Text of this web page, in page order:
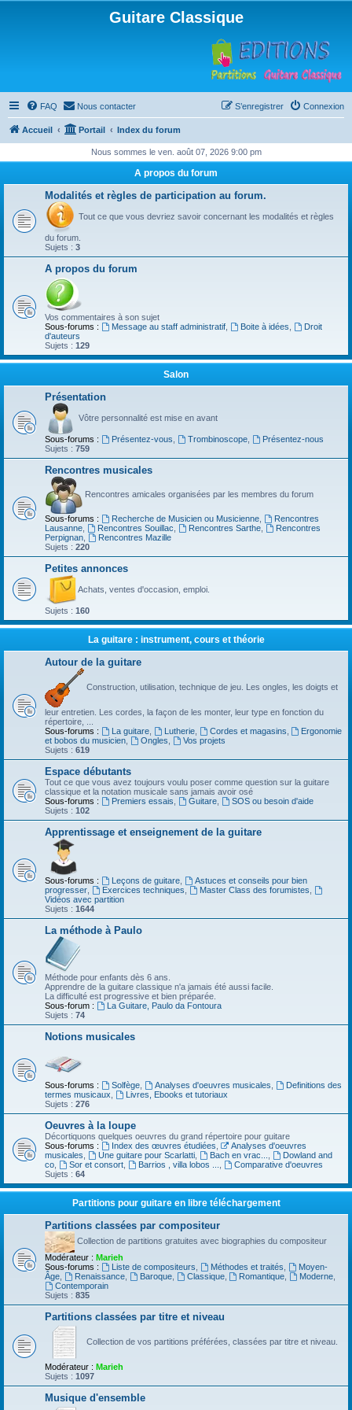
Guitare Classique
FAQ Nous contacter Connexion
S’enregistrer
Accueil Portail Index du forum
Nous sommes le ven. août 07, 2026 9:00 pm
A propos du forum
Modalités et règles de participation au forum.
Tout ce que vous devriez savoir concernant les modalités et règles
du forum.
Sujets : 3
A propos du forum
Vos commentaires à son sujet
Sous-forums :
Message au staff administratif, Boite à idées
Droit
d'auteurs
Sujets : 129
Salon
Présentation
Vôtre personnalité est mise en avant
Sous-forums : Présentez-vous Trombinoscope,
Présentez-nous
Sujets : 759
Rencontres musicales
Rencontres amicales organisées par les membres du forum
Sous-forums : Recherche de Musicien ou Musicienne,
Rencontres
Lausanne
Rencontres Souillac Rencontres Sarthe,
Rencontres
Perpignan
Rencontres Mazille
Sujets : 220
Petites annonces
Achats, ventes d'occasion, emploi.
Sujets : 160
La guitare : instrument, cours et théorie
Autour de la guitare
Construction, utilisation, technique de jeu. Les ongles, les doigts et
leur entretien. Les cordes, la façon de les monter, leur type en fonction du
répertoire, ...
Sous-forums :
La guitare, Lutherie, Cordes et magasins
Ergonomie
et bobos du musicien
Ongles
Vos projets
Sujets : 619
Espace débutants
Tout ce que vous avez toujours voulu poser comme question sur la guitare
classique et la notation musicale sans jamais avoir osé
Sous-forums :
Premiers essais Guitare,
SOS ou besoin d'aide
Sujets : 102
Apprentissage et enseignement de la guitare
Sous-forums : Leçons de guitare,
Astuces et conseils pour bien
progresser
Exercices techniques Master Class des forumistes
Vidéos avec partition
Sujets : 1644
La méthode à Paulo
Méthode pour enfants dès 6 ans.
Apprendre de la guitare classique n'a jamais été aussi facile.
La difficulté est progressive et bien préparée.
Sous-forum :
La Guitare, Paulo da Fontoura
Sujets : 74
Notions musicales
Sous-forums : Solfège, Analyses d'oeuvres musicales
Definitions des
termes musicaux
Livres, Ebooks et tutoriaux
Sujets : 276
Oeuvres à la loupe
Décortiquons quelques oeuvres du grand répertoire pour guitare
Sous-forums :
Index des œuvres étudiées
Analyses d'oeuvres
musicales
Une guitare pour Scarlatti, Bach en vrac...
Dowland and
co
Sor et consort, Barrios , villa lobos ...
Comparative d'oeuvres
Sujets : 64
Partitions pour guitare en libre téléchargement
Partitions classées par compositeur
Collection de partitions gratuites avec biographies du compositeur
Modérateur : Marieh
Sous-forums :
Liste de compositeurs Méthodes et traités
Moyen-
Âge
Renaissance, Baroque, Classique, Romantique Moderne
Contemporain
Sujets : 835
Partitions classées par titre et niveau
Collection de vos partitions préférées, classées par titre et niveau.
Modérateur : Marieh
Sujets : 1097
Musique d'ensemble